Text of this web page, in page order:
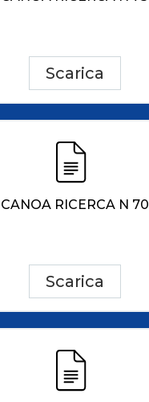
Scarica
CANOA RICERCA N 70
Scarica